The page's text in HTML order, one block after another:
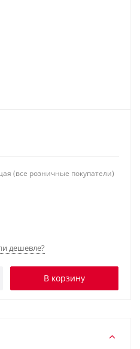
(все розничные покупатели)
дешевле?
В корзину